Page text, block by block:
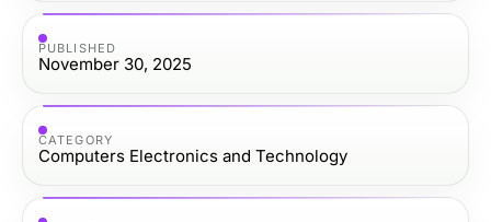
PUBLISHED
November 30, 2025
CATEGORY
Computers Electronics and Technology